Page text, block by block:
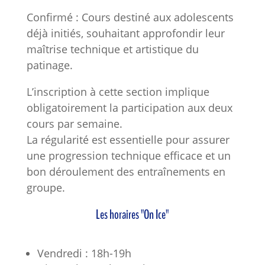
Confirmé : Cours destiné aux adolescents
déjà initiés, souhaitant approfondir leur
maîtrise technique et artistique du
patinage.
L’inscription à cette section implique
obligatoirement la participation aux deux
cours par semaine.
La régularité est essentielle pour assurer
une progression technique efficace et un
bon déroulement des entraînements en
groupe.
Les horaires "On Ice"
Vendredi : 18h-19h